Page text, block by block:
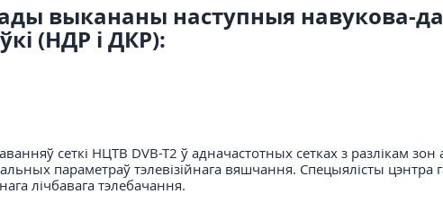
выкананы наступныя навукова-
(НДР і ДКР):
сеткі НЦТВ DVB-T2 ў адначастотных сетках з разлікам зон
параметраў тэлевізійнага вяшчання. Спецыялісты цэнтра
лічбавага тэлебачання.